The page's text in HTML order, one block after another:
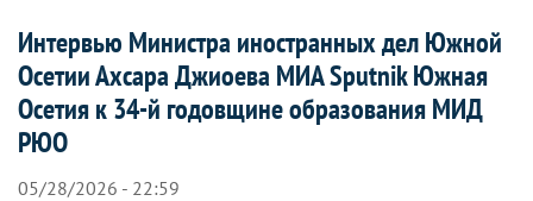
Интервью Министра иностранных дел Южной
Осетии Ахсара Джиоева МИА Sputnik Южная
Осетия к 34-й годовщине образования МИД
РЮО
05/28/2026 - 22:59